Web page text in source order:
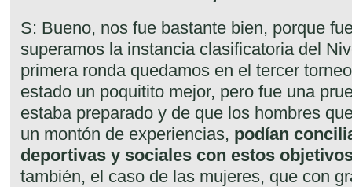
S: Bueno, nos fue bastante bien, porque
superamos la instancia clasificatoria del
primera ronda quedamos en el tercer
estado un poquitito mejor, pero fue una
estaba preparado y de que los hombres
un montón de experiencias, podían
deportivas y sociales con estos
también, el caso de las mujeres, que con